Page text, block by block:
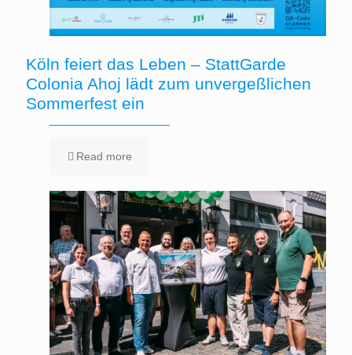
Köln feiert das Leben – StattGarde
Colonia Ahoj lädt zum unvergeßlichen
Sommerfest ein
Read more